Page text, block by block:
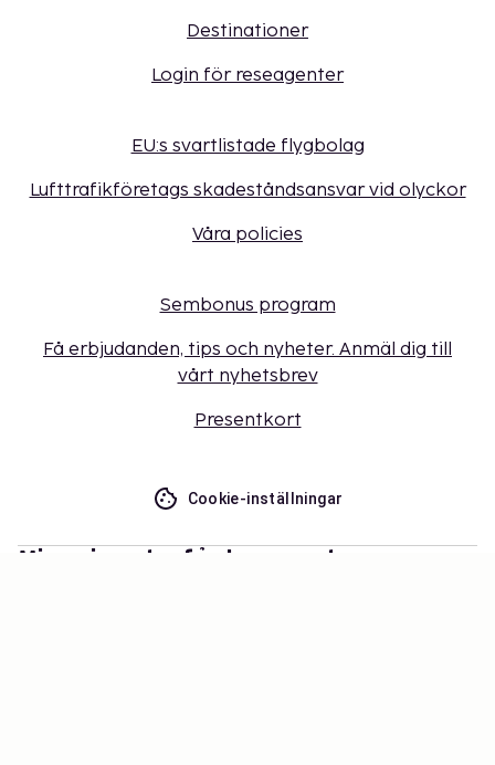
Destinationer
Login för reseagenter
EU:s svartlistade flygbolag
Lufttrafikföretags skadeståndsansvar vid olyckor
Våra policies
Sembonus program
Få erbjudanden, tips och nyheter. Anmäl dig till
vårt nyhetsbrev
Presentkort
Cookie-inställningar
Missa inget – få de senaste